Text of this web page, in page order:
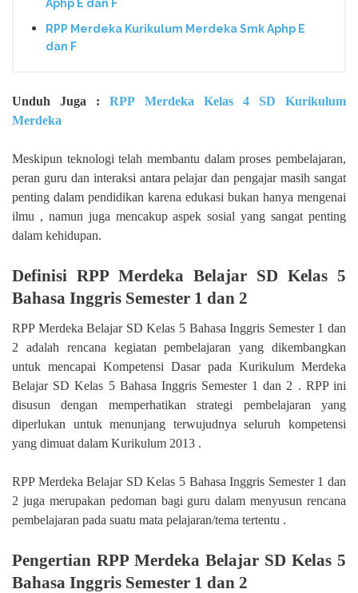
Aphp E dan F
RPP Merdeka Kurikulum Merdeka Smk Aphp E
dan F
Unduh Juga :RPP Merdeka Kelas 4 SD Kurikulum
Merdeka
Meskipun teknologi telah membantu dalam proses pembelajaran,
peran guru dan interaksi antara pelajar dan pengajar masih sangat
penting dalam pendidikan karena edukasi bukan hanya mengenai
ilmu , namun juga mencakup aspek sosial yang sangat penting
dalam kehidupan.
Definisi RPP Merdeka Belajar SD Kelas 5
Bahasa Inggris Semester 1 dan 2
RPP Merdeka Belajar SD Kelas 5 Bahasa Inggris Semester 1 dan
2 adalah rencana kegiatan pembelajaran yang dikembangkan
untuk mencapai Kompetensi Dasar pada Kurikulum Merdeka
Belajar SD Kelas 5 Bahasa Inggris Semester 1 dan 2 . RPP ini
disusun dengan memperhatikan strategi pembelajaran yang
diperlukan untuk menunjang terwujudnya seluruh kompetensi
yang dimuat dalam Kurikulum 2013 .
RPP Merdeka Belajar SD Kelas 5 Bahasa Inggris Semester 1 dan
2 juga merupakan pedoman bagi guru dalam menyusun rencana
pembelajaran pada suatu mata pelajaran/tema tertentu .
Pengertian RPP Merdeka Belajar SD Kelas 5
Bahasa Inggris Semester 1 dan 2